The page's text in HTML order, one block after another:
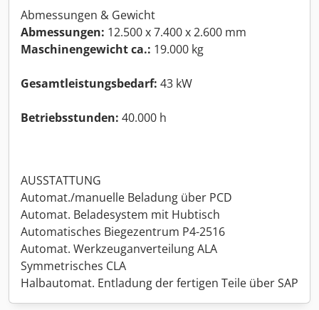
Abmessungen & Gewicht
Abmessungen: 12.500 x 7.400 x 2.600 mm
Maschinengewicht ca.: 19.000 kg
Gesamtleistungsbedarf: 43 kW
Betriebsstunden: 40.000 h
AUSSTATTUNG
Automat./manuelle Beladung über PCD
Automat. Beladesystem mit Hubtisch
Automatisches Biegezentrum P4-2516
Automat. Werkzeuganverteilung ALA
Symmetrisches CLA
Halbautomat. Entladung der fertigen Teile über SAP